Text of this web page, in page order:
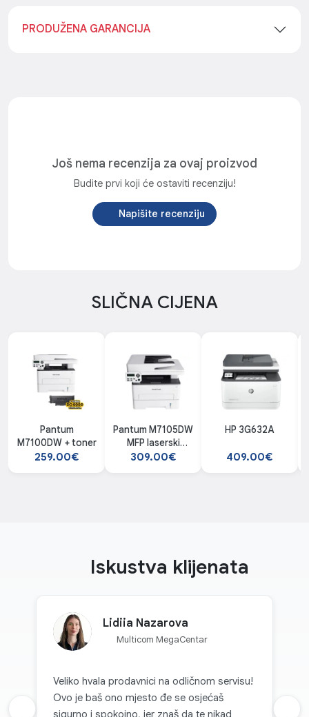
PRODUŽENA GARANCIJA
Još nema recenzija za ovaj proizvod
Budite prvi koji će ostaviti recenziju!
Napišite recenziju
SLIČNA CIJENA
Pantum
M7100DW + toner
259.00€
Pantum M7105DW
MFP laserski
štampač + TONER
309.00€
HP 3G632A
409.00€
Iskustva klijenata
Lidiia Nazarova
Multicom MegaCentar
Veliko hvala prodavnici na odličnom servisu!
Ovo je baš ono mjesto đe se osjećaš
sigurno i spokojno, jer znaš da te nikad
Prethodna recenzija